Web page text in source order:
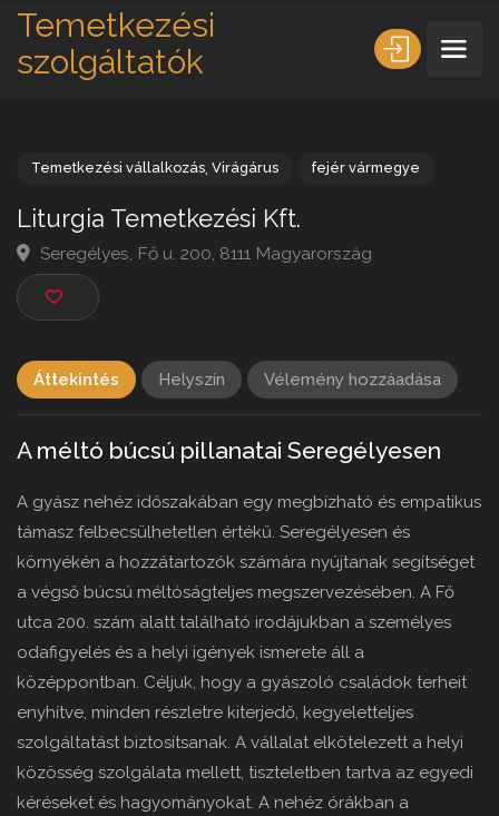
Temetkezési
szolgáltatók
Liturgia Temetkezési Kft.
Seregélyes, Fő u. 200, 8111 Magyarország
Áttekintés Helyszín Vélemény hozzáadása
A méltó búcsú pillanatai Seregélyesen
A gyász nehéz időszakában egy megbízható és empatikus
támasz felbecsülhetetlen értékű. Seregélyesen és
környékén a hozzátartozók számára nyújtanak segítséget
a végső búcsú méltóságteljes megszervezésében. A Fő
utca 200. szám alatt található irodájukban a személyes
odafigyelés és a helyi igények ismerete áll a
középpontban. Céljuk, hogy a gyászoló családok terheit
enyhítve, minden részletre kiterjedő, kegyeletteljes
szolgáltatást biztosítsanak. A vállalat elkötelezett a helyi
közösség szolgálata mellett, tiszteletben tartva az egyedi
kéréseket és hagyományokat. A nehéz órákban a